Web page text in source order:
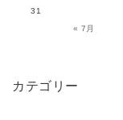
« 7月
31
カテゴリー